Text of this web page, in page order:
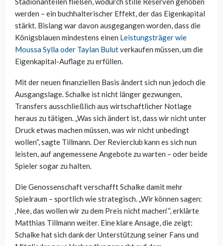
werden – ein buchhalterischer Effekt, der das Eigenkapital
stärkt. Bislang war davon ausgegangen worden, dass die
Königsblauen mindestens einen Leistungsträger wie
Moussa Sylla oder Taylan Bulutverkaufen müssen, um die
Eigenkapital-Auflage zu erfüllen.
Mit der neuen finanziellen Basis ändert sich nun jedoch die
Ausgangslage. Schalke ist nicht länger gezwungen,
Transfers ausschließlich aus wirtschaftlicher Notlage
heraus zu tätigen. „Was sich ändert ist, dass wir nicht unter
Druck etwas machen müssen, was wir nicht unbedingt
wollen“, sagte Tillmann. Der Revierclub kann es sich nun
leisten, auf angemessene Angebote zu warten – oder beide
Spieler sogar zu halten.
Die Genossenschaft verschafft Schalke damit mehr
Spielraum – sportlich wie strategisch. „Wir können sagen:
‚Nee, das wollen wir zu dem Preis nicht machen‘“, erklärte
Matthias Tillmann weiter. Eine klare Ansage, die zeigt:
Schalke hat sich dank der Unterstützung seiner Fans und